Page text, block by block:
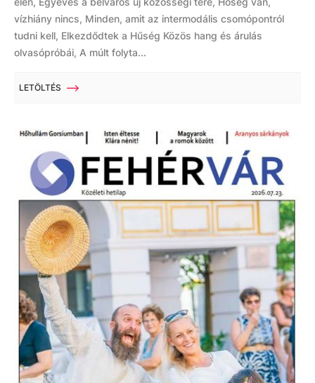
vízhiány nincs, Minden, amit az intermodális csomópontról
tudni kell, Elkezdődtek a Hűség Közös hang és árulás
olvasópróbái, A múlt folyta...
LETÖLTÉS